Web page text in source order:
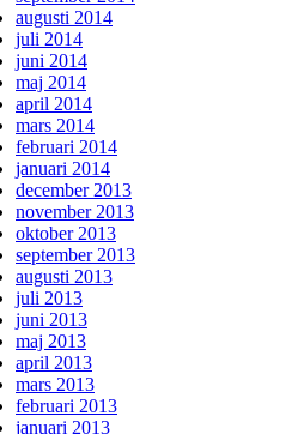
augusti 2014
juli 2014
juni 2014
maj 2014
april 2014
mars 2014
februari 2014
januari 2014
december 2013
november 2013
oktober 2013
september 2013
augusti 2013
juli 2013
juni 2013
maj 2013
april 2013
mars 2013
februari 2013
januari 2013